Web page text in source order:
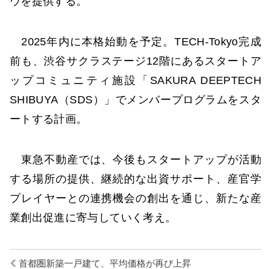
2025年内に本格始動を予定。TECH-Tokyo完成
前も、渋谷サクラステージ12階にあるスタートア
ップコミュニティ施設「SAKURA DEEPTECH
SHIBUYA（SDS）」でメンバープログラムをスタ
ートする計画。
東急不動産では、今後もスタートアップが活動
する場所の提供、継続的な出資サポート、産官学
プレイヤーとの連携機会の創出を通じ、新たな産
業創出促進に寄与していく考え。
首都圏新築一戸建て、平均価格が再び上昇